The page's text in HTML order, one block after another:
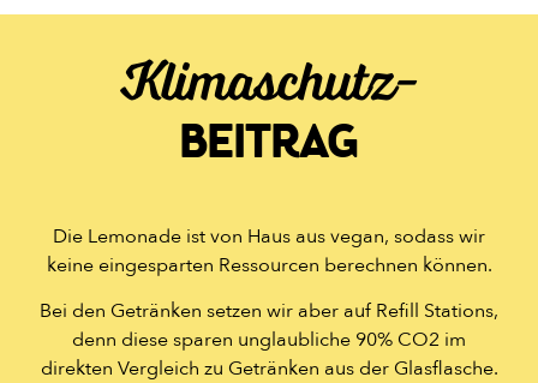
Klimaschutz-
BEITRAG
Die Lemonade ist von Haus aus vegan, sodass wir
keine eingesparten Ressourcen berechnen können.
Bei den Getränken setzen wir aber auf Refill Stations,
denn diese sparen unglaubliche 90% CO2 im
direkten Vergleich zu Getränken aus der Glasflasche.